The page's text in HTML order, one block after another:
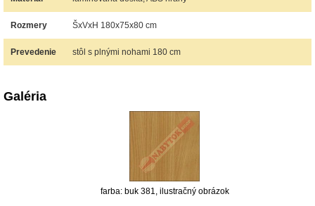
Rozmery ŠxVxH 180x75x80 cm
Prevedenie stôl s plnými nohami 180 cm
Galéria
farba: buk 381, ilustračný obrázok